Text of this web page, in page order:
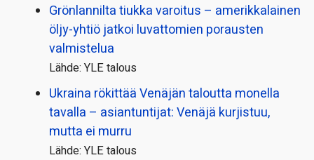
Grönlannilta tiukka varoitus – amerikkalainen
öljy-yhtiö jatkoi luvattomien porausten
valmistelua
Lähde: YLE talous
Ukraina rökittää Venäjän taloutta monella
tavalla – asiantuntijat: Venäjä kurjistuu,
mutta ei murru
Lähde: YLE talous